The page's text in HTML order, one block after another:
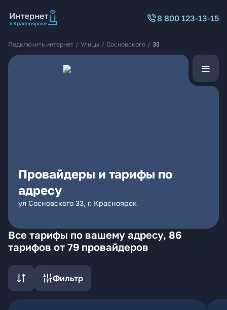
8 800 123-13-15
Подключить интернет / Улицы / Сосновского / 33
Провайдеры и тарифы по
адресу
ул Сосновского 33, г. Красноярск
Все тарифы по вашему адресу, 86
тарифов от 79 провайдеров
Фильтр